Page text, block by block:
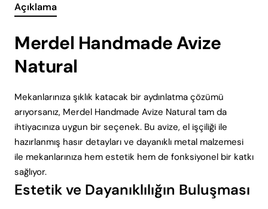
Açıklama
Merdel Handmade Avize
Natural
Mekanlarınıza şıklık katacak bir aydınlatma çözümü
arıyorsanız, Merdel Handmade Avize Natural tam da
ihtiyacınıza uygun bir seçenek. Bu avize, el işçiliği ile
hazırlanmış hasır detayları ve dayanıklı metal malzemesi
ile mekanlarınıza hem estetik hem de fonksiyonel bir katkı
sağlıyor.
Estetik ve Dayanıklılığın Buluşması